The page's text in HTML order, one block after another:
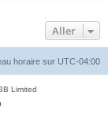
Aller
horaire sur UTC-04:00
Limited